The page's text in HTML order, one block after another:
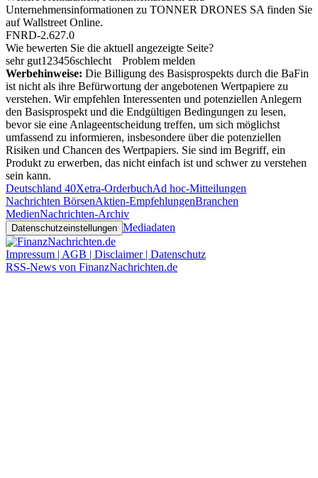
Unternehmensinformationen zu TONNER DRONES SA finden Sie
aufWallstreet Online.
FNRD-2.627.0
Wie bewerten Sie die aktuell angezeigte Seite?
sehr gut1 23456schlecht
Problem melden
Werbehinweise: Die Billigung des Basisprospekts durch die BaFin
ist nicht als ihre Befürwortung der angebotenen Wertpapiere zu
verstehen. Wir empfehlen Interessenten und potenziellen Anlegern
den Basisprospekt und die Endgültigen Bedingungen zu lesen,
bevor sie eine Anlageentscheidung treffen, um sich möglichst
umfassend zu informieren, insbesondere über die potenziellen
Risiken und Chancen des Wertpapiers. Sie sind im Begriff, ein
Produkt zu erwerben, das nicht einfach ist und schwer zu verstehen
sein kann.
Deutschland 40Xetra-OrderbuchAd hoc-Mitteilungen
Nachrichten BörsenAktien-EmpfehlungenBranchen
MedienNachrichten-Archiv
Datenschutzeinstellungen Mediadaten
Impressum | AGB | Disclaimer | Datenschutz
RSS-News von FinanzNachrichten.de